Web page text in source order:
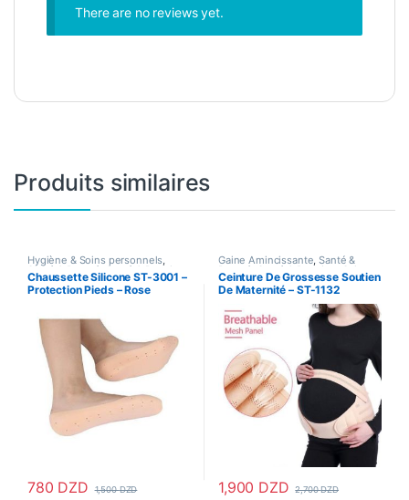
There are no reviews yet.
Produits similaires
Hygiène & Soins personnels
Santé & Beauté , Santé & Premiers
Soins,soin pieds,Sport & Santé
Chaussette Silicone ST-3001 –
Protection Pieds – Rose
780 DZD 1,500DZD
Gaine Amincissante ,Santé &
Beauté Santé & Premiers Soins
Ceinture De Grossesse Soutien
De Maternité – ST-1132
1,900 DZD 2,700DZD